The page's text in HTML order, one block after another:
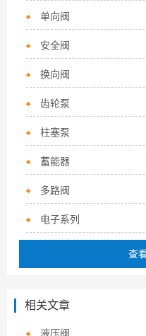
单向阀
安全阀
换向阀
齿轮泵
柱塞泵
蓄能器
多路阀
电子系列
查
相关文章
液压阀